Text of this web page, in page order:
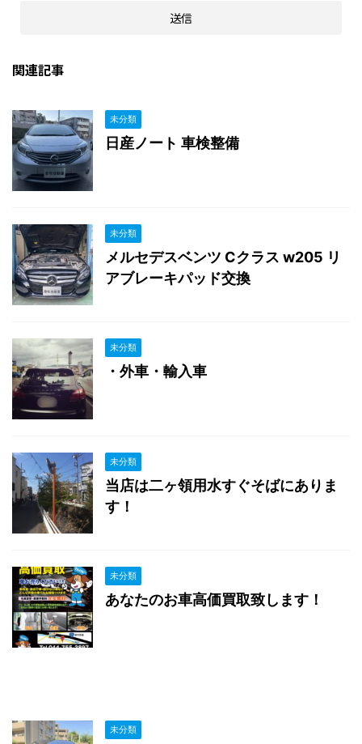
関連記事
未分類
日産ノート 車検整備
未分類
メルセデスベンツ Cクラス w205 リ
アブレーキパッド交換
未分類
・外車・輸入車
未分類
当店は二ヶ領用水すぐそばにありま
す！
未分類
あなたのお車高価買取致します！
未分類